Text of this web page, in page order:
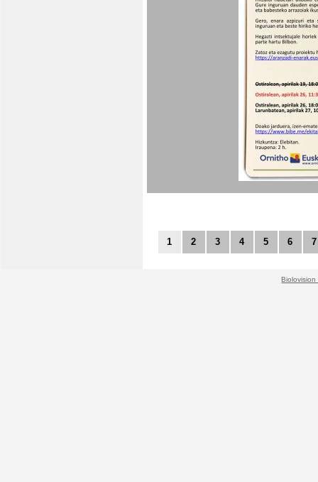
1 2 3 4 5 6 7
Biolovision